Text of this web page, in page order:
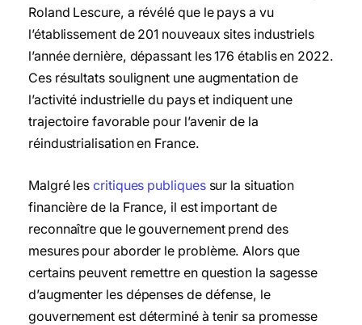
Roland Lescure, a révélé que le pays a vu
l’établissement de 201 nouveaux sites industriels
l’année dernière, dépassant les 176 établis en 2022.
Ces résultats soulignent une augmentation de
l’activité industrielle du pays et indiquent une
trajectoire favorable pour l’avenir de la
réindustrialisation en France.
Malgré lescritiques publiquessur la situation
financière de la France, il est important de
reconnaître que le gouvernement prend des
mesures pour aborder le problème. Alors que
certains peuvent remettre en question la sagesse
d’augmenter les dépenses de défense, le
gouvernement est déterminé à tenir sa promesse